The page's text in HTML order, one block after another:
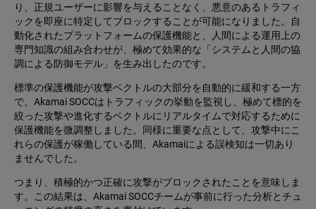
り、正規ユーザーに影響を与えることなく、悪意のあるトラフィ
ックを即座に特定してブロックすることが可能になりました。自
動化されたプラットフォームの保護機能と、人間による運用上の
専門知識の組み合わせが、極めて効果的な「システムと人間の協
調による防御モデル」を生み出したのです。
標準の保護機能が攻撃ベクトルの大部分を自動的に緩和する一方
で、Akamai SOCCはトラフィックの挙動を監視し、極めて標的を
絞った攻撃や進化するベクトルにリアルタイムで対応するために
保護機能を微調整しました。同様に重要な点として、攻撃中にこ
れらの保護が稼働している間、Akamaiによる誤検知は一切あり
ませんでした。
つまり、積極的かつ正確に攻撃がブロックされたことを意味しま
す。この結果は、Akamai SOCCチームが事前に行った分析とチュ